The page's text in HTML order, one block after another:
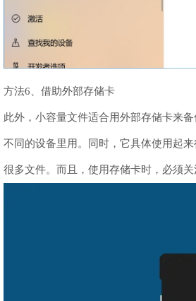
方法6、借助外部存储卡
此外，小容量文件适合用外部存储卡来
不同的设备里用。同时，它具体使用起
很多文件。而且，使用存储卡时，必须